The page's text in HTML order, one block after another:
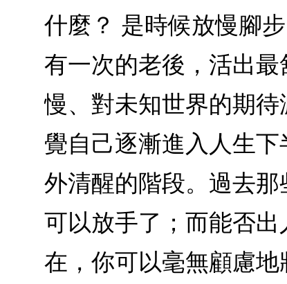
什麼？ 是時候放慢腳
有一次的老後，活出
慢、對未知世界的期
覺自己逐漸進入人生
外清醒的階段。過去
可以放手了；而能否
在，你可以毫無顧慮